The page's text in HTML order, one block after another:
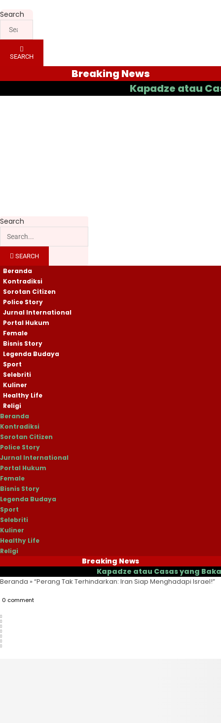
Search
SEARCH
Breaking News
Kapadze atau Casas
Search
SEARCH
Beranda
Kontradiksi
Sorotan Citizen
Police Story
Jurnal International
Portal Hukum
Female
Bisnis Story
Legenda Budaya
Sport
Selebriti
Kuliner
Healthy Life
Religi
Beranda
Kontradiksi
Sorotan Citizen
Police Story
Jurnal International
Portal Hukum
Female
Bisnis Story
Legenda Budaya
Sport
Selebriti
Kuliner
Healthy Life
Religi
Breaking News
Kapadze atau Casas yang Bakal Jadi
Beranda »“Perang Tak Terhindarkan: Iran Siap Menghadapi Israel!”
0 comment